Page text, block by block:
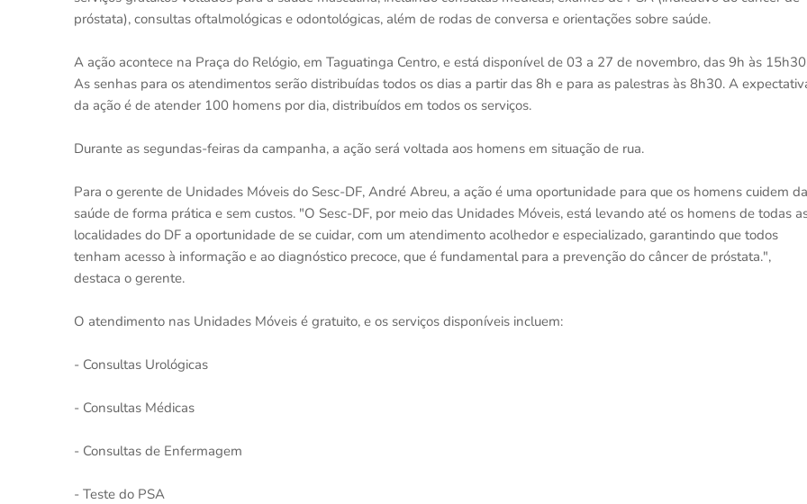
próstata), consultas oftalmológicas e odontológicas, além de rodas de conversa e orientações sobre saúde.
A ação acontece na Praça do Relógio, em Taguatinga Centro, e está disponível de 03 a 27 de novembro, das 9h às
As senhas para os atendimentos serão distribuídas todos os dias a partir das 8h e para as palestras às 8h30. A
da ação é de atender 100 homens por dia, distribuídos em todos os serviços.
Durante as segundas-feiras da campanha, a ação será voltada aos homens em situação de rua.
Para o gerente de Unidades Móveis do Sesc-DF, André Abreu, a ação é uma oportunidade para que os homens cuidem da
saúde de forma prática e sem custos. "O Sesc-DF, por meio das Unidades Móveis, está levando até os homens de todas
localidades do DF a oportunidade de se cuidar, com um atendimento acolhedor e especializado, garantindo que todos
tenham acesso à informação e ao diagnóstico precoce, que é fundamental para a prevenção do câncer de próstata.",
destaca o gerente.
O atendimento nas Unidades Móveis é gratuito, e os serviços disponíveis incluem:
- Consultas Urológicas
- Consultas Médicas
- Consultas de Enfermagem
- Teste do PSA